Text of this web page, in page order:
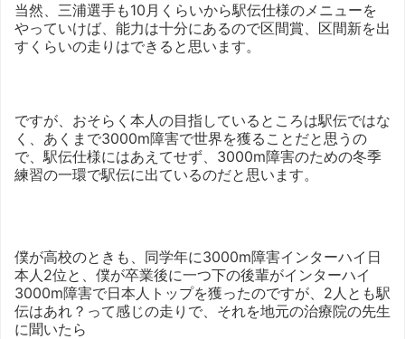
当然、三浦選手も10月くらいから駅伝仕様のメニューを
やっていけば、能力は十分にあるので区間賞、区間新を出
すくらいの走りはできると思います。
ですが、おそらく本人の目指しているところは駅伝ではな
く、あくまで3000m障害で世界を獲ることだと思うの
で、駅伝仕様にはあえてせず、3000m障害のための冬季
練習の一環で駅伝に出ているのだと思います。
僕が高校のときも、同学年に3000m障害インターハイ日
本人2位と、僕が卒業後に一つ下の後輩がインターハイ
3000m障害で日本人トップを獲ったのですが、2人とも駅
伝はあれ？って感じの走りで、それを地元の治療院の先生
に聞いたら